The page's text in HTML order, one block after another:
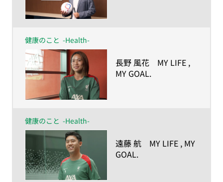
健康のこと -Health-
​長野 風花 MY LIFE ,
MY GOAL.
健康のこと -Health-
​遠藤 航 MY LIFE , MY
GOAL.